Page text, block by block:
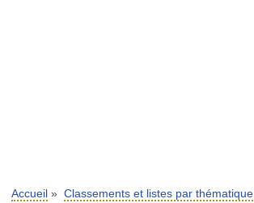
Accueil » Classements et listes par thématique